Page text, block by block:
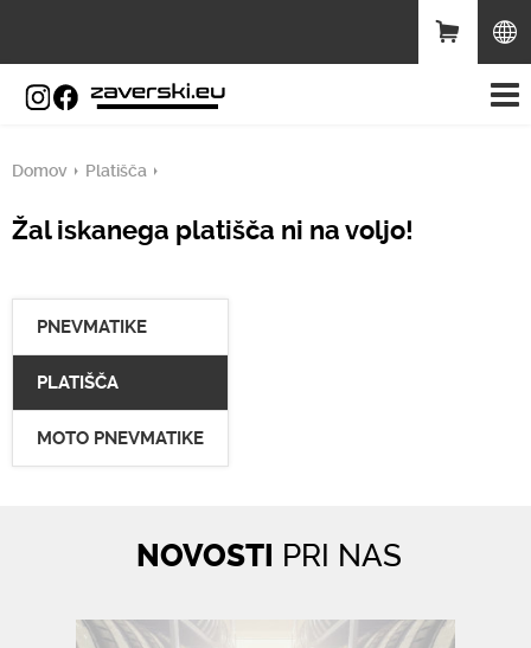
Domov Platišča
Žal iskanega platišča ni na voljo!
PNEVMATIKE
PLATIŠČA
MOTO PNEVMATIKE
NOVOSTI PRI NAS